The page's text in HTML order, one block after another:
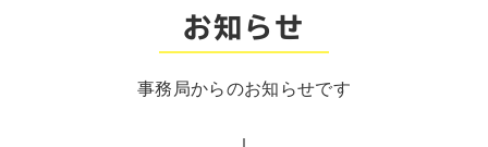
お知らせ
事務局からのお知らせです